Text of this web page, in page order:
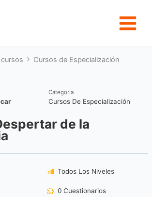
Cursos de Especialización
Categoría
Cursos De Especialización
de la
Todos Los Niveles
0 Cuestionarios